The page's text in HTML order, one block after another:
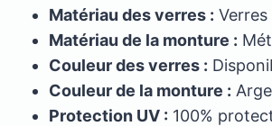
Matériau des verres :
Matériau de la monture :
Couleur des verres :
Couleur de la monture :
Protection UV : 100%